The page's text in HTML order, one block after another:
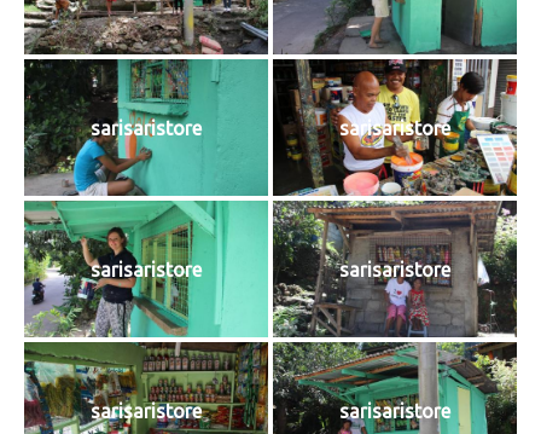
sarisaristore sarisaristore
sarisaristore sarisaristore
sarisaristore sarisaristore